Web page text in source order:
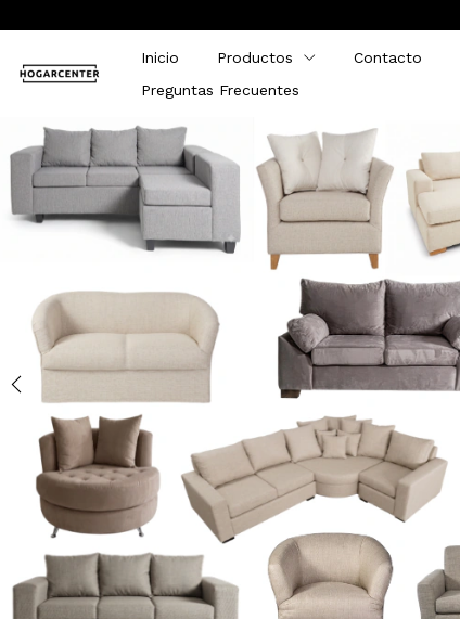
Inicio Productos Contacto
Preguntas Frecuentes